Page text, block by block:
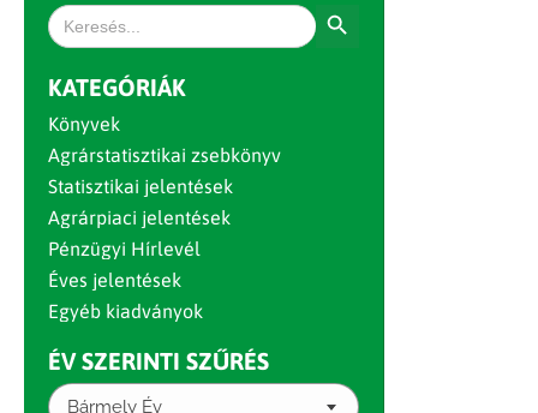
Search
for:
KATEGÓRIÁK
Könyvek
Agrárstatisztikai zsebkönyv
Statisztikai jelentések
Agrárpiaci jelentések
Pénzügyi Hírlevél
Éves jelentések
Egyéb kiadványok
ÉV SZERINTI SZŰRÉS
Bármely Év